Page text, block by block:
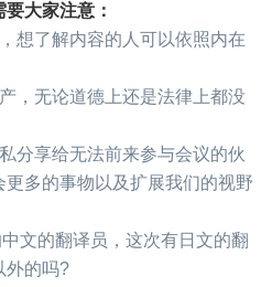
大家注意：
想了解内容的人可以依照内在
，无论道德上还是法律上都没
分享给无法前来参与会议的伙
多的事物以及扩展我们的视野
文的翻译员，这次有日文的翻
外的吗?